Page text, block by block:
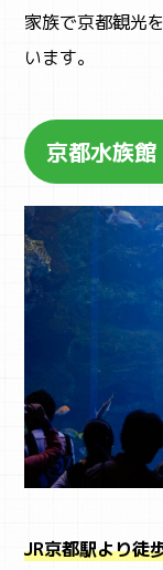
家族で京都観光
います。
京都水族館
JR京都駅より徒